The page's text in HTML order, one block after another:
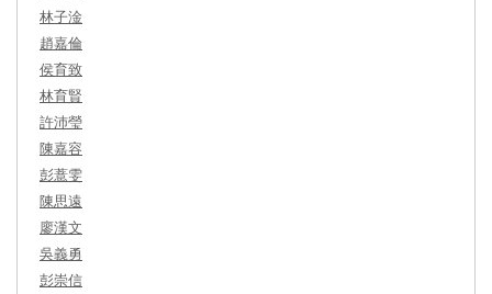
林子淦
趙嘉倫
侯育致
林育賢
許沛瑩
陳嘉容
彭薏雯
陳思遠
廖漢文
吳義勇
彭崇信